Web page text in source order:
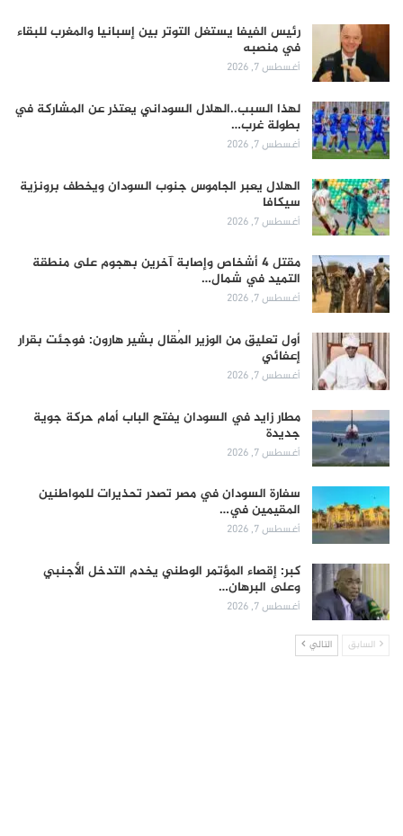
رئيس الفيفا يستغل التوتر بين إسبانيا والمغرب للبقاء
في منصبه
أغسطس 7, 2026
لهذا السبب..الهلال السوداني يعتذر عن المشاركة في
بطولة غرب…
أغسطس 7, 2026
الهلال يعبر الجاموس جنوب السودان ويخطف برونزية
سيكافا
أغسطس 7, 2026
مقتل 4 أشخاص وإصابة آخرين بهجوم على منطقة
التميد في شمال…
أغسطس 7, 2026
أول تعليق من الوزير المُقال بشير هارون: فوجئت بقرار
إعفائي
أغسطس 7, 2026
مطار زايد في السودان يفتح الباب أمام حركة جوية
جديدة
أغسطس 7, 2026
سفارة السودان في مصر تصدر تحذيرات للمواطنين
المقيمين في…
أغسطس 7, 2026
كبر: إقصاء المؤتمر الوطني يخدم التدخل الأجنبي
وعلى البرهان…
أغسطس 7, 2026
السابق التالي